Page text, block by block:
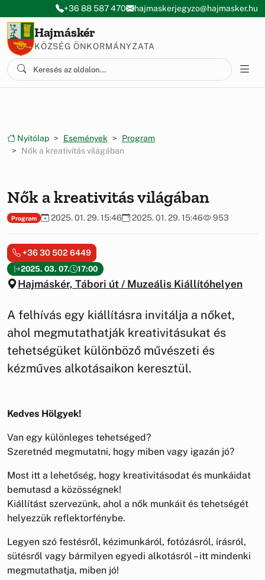
Ugrás a menüre
Ugrás a tartalomra
+36 88 587 470 hajmaskerjegyzo@hajmasker.hu
Hajmáskér
KÖZSÉG ÖNKORMÁNYZATA
Nyitólap Események
Program
Nők a kreativitás világában
Nők a kreativitás világában
Program 2025. 01. 29. 15:46 2025. 01. 29. 15:46 953
2025. 03. 07. 17:00
Hajmáskér, Tábori út / Muzeális Kiállítóhelyen
+36 30 502 6449
A felhívás egy kiállításra invitálja a nőket,
ahol megmutathatják kreativitásukat és
tehetségüket különböző művészeti és
kézműves alkotásaikon keresztül.
Kedves Hölgyek!
Van egy különleges tehetséged?
Szeretnéd megmutatni, hogy miben vagy igazán jó?
Most itt a lehetőség, hogy kreativitásodat és munkáidat
bemutasd a közösségnek!
Kiállítást szervezünk, ahol a nők munkáit és tehetségét
helyezzük reflektorfénybe.
Legyen szó festésről, kézimunkáról, fotózásról, írásról,
sütésről vagy bármilyen egyedi alkotásról – itt mindenki
megmutathatja, miben jó!